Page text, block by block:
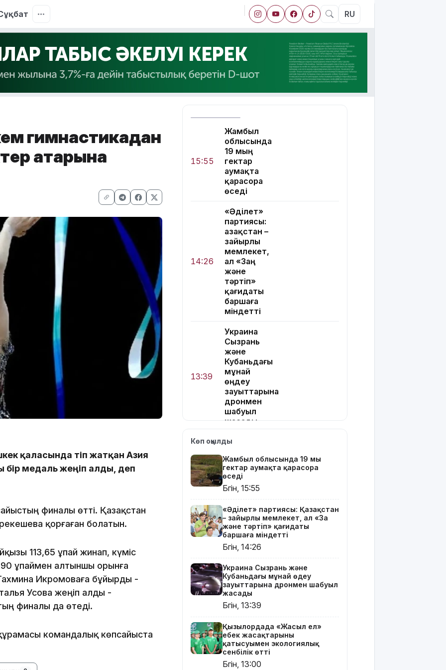
RU
гимнастикадан
қатарына
қаласында өтіп жатқан Азия
медаль жеңіп алды, деп
финалы өтті. Қазақстан
қорғаған болатын.
113,65 ұпай жинап, күміс
ұпаймен алтыншы орынға
Икромоваға бұйырды -
Усова жеңіп алды -
финалы да өтеді.
командалық көпсайыста
15:55
Жамбыл
облысында
19 мың
гектар
аумақта
қарасора
өседі
14:26
«Әділет»
партиясы:
Қазақстан –
зайырлы
мемлекет,
ал «Заң
және
тәртіп»
қағидаты
баршаға
міндетті
13:39
Украина
Сызрань
және
Кубаньдағы
мұнай
өңдеу
зауыттарына
дронмен
шабуыл
жасады
13:00
Қызылордада
ел» еңбек
жасақтарының
қатысуымен
экологиялық
өтті
Риддерде
алғаш рет
«Поэзия
12:13
"Қорғансыз
күндерім
көп
болды":
Дариға
Бадықова
елге
айтпаған
құпиясын
Көп оқылды
Жамбыл облысында 19 мың
гектар аумақта қарасора
өседі
Бүгін, 15:55
«Әділет» партиясы: Қазақстан
– зайырлы мемлекет, ал «Заң
және тәртіп» қағидаты
баршаға міндетті
Бүгін, 14:26
Украина Сызрань және
Кубаньдағы мұнай өңдеу
зауыттарына дронмен шабуыл
жасады
Бүгін, 13:39
Қызылордада «Жасыл ел»
еңбек жасақтарының
қатысуымен экологиялық
сенбілік өтті
Бүгін, 13:00